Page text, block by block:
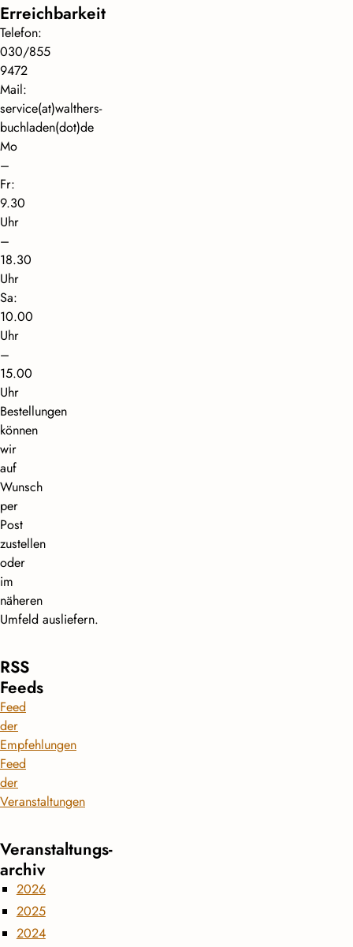
Erreichbarkeit
Telefon:
030/855
9472
Mail:
service(at)walthers-
buchladen(dot)de
Mo
–
Fr:
9.30
Uhr
–
18.30
Uhr
Sa:
10.00
Uhr
–
15.00
Uhr
Bestellungen
können
wir
auf
Wunsch
per
Post
zustellen
oder
im
näheren
Umfeld ausliefern.
RSS
Feeds
Feed
der
Empfehlungen
Feed
der
Veranstaltungen
Veranstaltungs­
archiv
2026
2025
2024